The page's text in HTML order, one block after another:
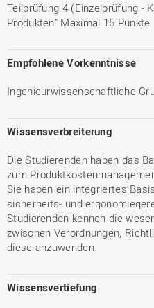
Teilprüfung 4 (Einzelprüfung -
Produkten" Maximal 15 Punkte
Empfohlene Vorkenntnisse
Ingenieurwissenschaftliche
Wissensverbreiterung
Die Studierenden haben das
zum
Sie haben ein integriertes
sicherheits- und
Studierenden kennen die
zwischen Verordnungen,
diese anzuwenden.
Wissensvertiefung